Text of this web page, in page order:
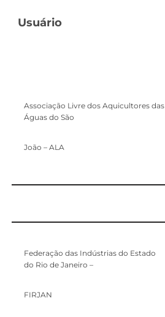
Usuário
Associação Livre dos Aquicultores das
Águas do São
João – ALA
Federação das Indústrias do Estado
do Rio de Janeiro –
FIRJAN